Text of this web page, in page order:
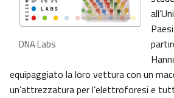
DNA Labs
equipaggiato la loro vettura con un
un’attrezzatura per l’elettroforesi e